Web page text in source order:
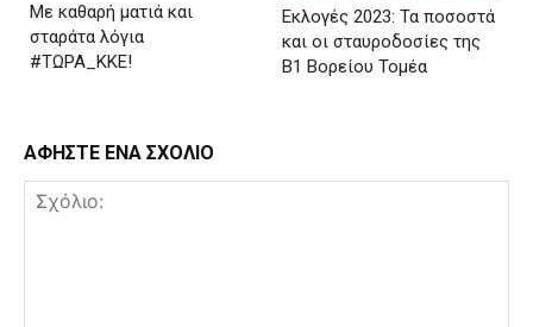
Με καθαρή ματιά και
σταράτα λόγια
#ΤΩΡΑ_ΚΚΕ!
Εκλογές 2023: Τα ποσοστά
και οι σταυροδοσίες της
Β1 Βορείου Τομέα
ΑΦΗΣΤΕ ΕΝΑ ΣΧΟΛΙΟ